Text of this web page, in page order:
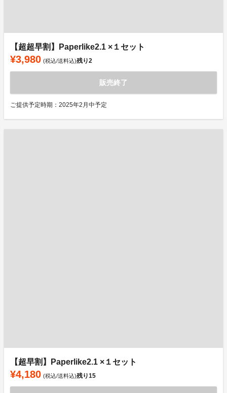
【超超早割】Paperlike2.1 ×１セット
¥3,980 (税込/送料込)残り2
販売終了
ご提供予定時期：2025年2月中予定
【超早割】Paperlike2.1 ×１セット
¥4,180 (税込/送料込)残り15